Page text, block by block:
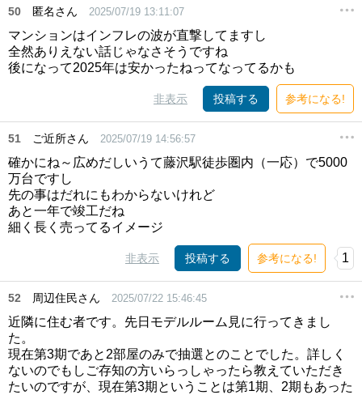
50 匿名さん 2025/07/19 13:11:07
マンションはインフレの波が直撃してますし
全然ありえない話じゃなさそうですね
後になって2025年は安かったねってなってるかも
非表示 投稿する 参考になる!
51 ご近所さん 2025/07/19 14:56:57
確かにね～広めだしいうて藤沢駅徒歩圏内（一応）で5000
万台ですし
先の事はだれにもわからないけれど
あと一年で竣工だね
細く長く売ってるイメージ
非表示 投稿する 参考になる! 1
52 周辺住民さん 2025/07/22 15:46:45
近隣に住む者です。先日モデルルーム見に行ってきまし
た。
現在第3期であと2部屋のみで抽選とのことでした。詳しく
ないのでもしご存知の方いらっしゃったら教えていただき
たいのですが、現在第3期ということは第1期、2期もあった